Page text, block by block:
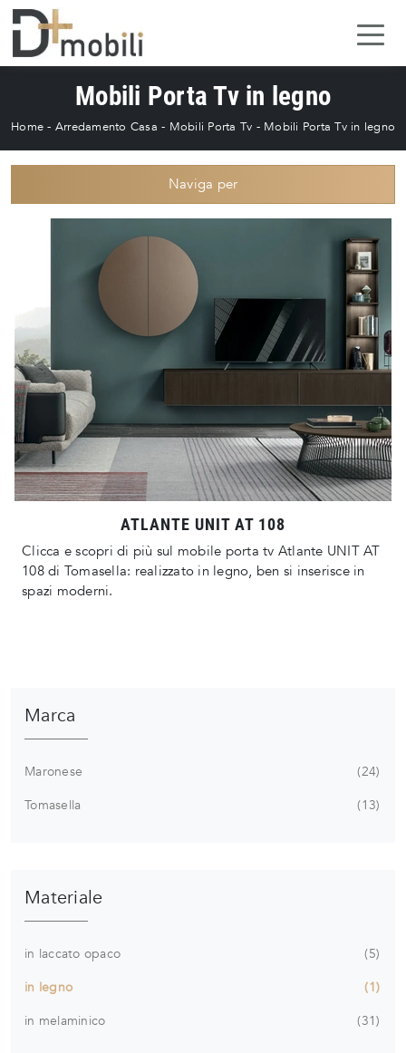
Mobili Porta Tv in legno
Home - Arredamento Casa - Mobili Porta Tv - Mobili Porta Tv in legno
Naviga per
ATLANTE UNIT AT 108
Clicca e scopri di più sul mobile porta tv Atlante UNIT AT
108 di Tomasella: realizzato in legno, ben si inserisce in
spazi moderni.
Marca
Maronese
24
Tomasella
13
Materiale
in laccato opaco
5
in legno
1
in melaminico
31